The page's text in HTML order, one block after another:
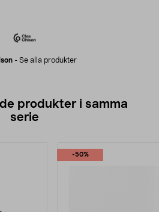
- Se alla produkter
produkter i samma
serie
-50%